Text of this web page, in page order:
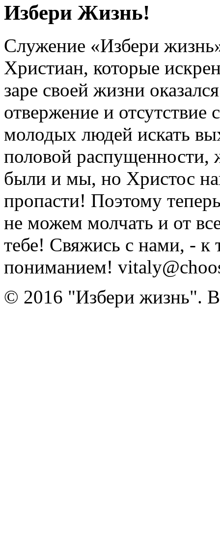
Избери Жизнь!
Служение «Избери
Христиан, которые
заре своей жизни
отвержение и
молодых людей искать
половой распущенности,
были и мы, но Христос
пропасти! Поэтому
не можем молчать и от
тебе! Свяжись с нами, - к
пониманием!
© 2016 "Избери жизнь".